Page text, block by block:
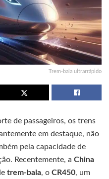
Trem-bala ultrarrápido
de passageiros, os trens
em destaque, não
pela capacidade de
Recentemente, a China
trem-bala, o CR450, um